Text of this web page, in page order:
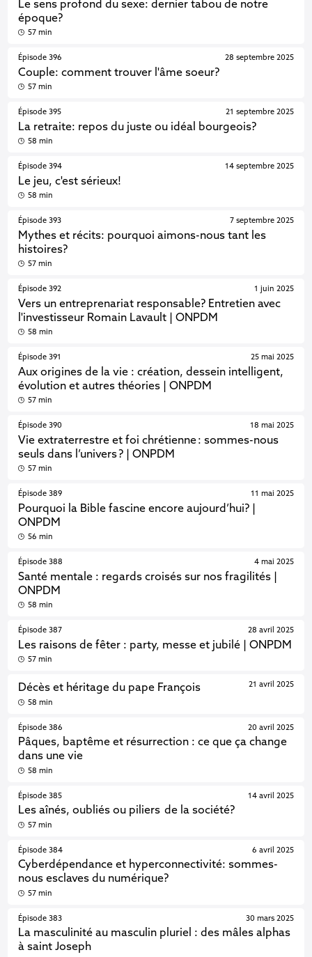
Le sens profond du sexe: dernier tabou de notre
époque?
57 min
Épisode 396
Couple: comment trouver l'âme soeur?
28 septembre 2025
57 min
Épisode 395
La retraite: repos du juste ou idéal bourgeois?
21 septembre 2025
58 min
Épisode 394
Le jeu, c'est sérieux!
14 septembre 2025
58 min
Épisode 393
Mythes et récits: pourquoi aimons-nous tant les
histoires?
7 septembre 2025
57 min
Épisode 392
Vers un entreprenariat responsable? Entretien avec
l'investisseur Romain Lavault | ONPDM
1 juin 2025
58 min
Épisode 391
Aux origines de la vie : création, dessein intelligent,
évolution et autres théories | ONPDM
25 mai 2025
57 min
Épisode 390
Vie extraterrestre et foi chrétienne : sommes-nous
seuls dans l’univers ? | ONPDM
18 mai 2025
57 min
Épisode 389
Pourquoi la Bible fascine encore aujourd’hui? |
ONPDM
11 mai 2025
56 min
Épisode 388
Santé mentale : regards croisés sur nos fragilités |
ONPDM
4 mai 2025
58 min
Épisode 387
Les raisons de fêter : party, messe et jubilé | ONPDM
28 avril 2025
57 min
Décès et héritage du pape François 21 avril 2025
58 min
Épisode 386
Pâques, baptême et résurrection : ce que ça change
dans une vie
20 avril 2025
58 min
Épisode 385
Les aînés, oubliés ou piliers de la société?
14 avril 2025
57 min
Épisode 384
Cyberdépendance et hyperconnectivité: sommes-
nous esclaves du numérique?
6 avril 2025
57 min
Épisode 383
La masculinité au masculin pluriel : des mâles alphas
à saint Joseph
30 mars 2025